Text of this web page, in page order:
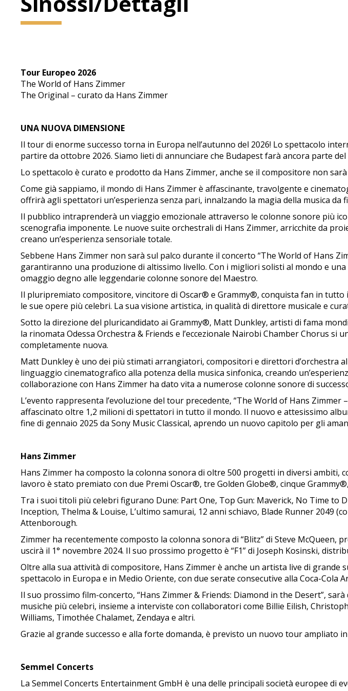
Tour Europeo 2026
The World of Hans Zimmer
The Original – curato da Hans Zimmer
UNA NUOVA DIMENSIONE
Il tour di enorme successo torna in Europa nell’autunno del 2026! Lo spettacolo
partire da ottobre 2026. Siamo lieti di annunciare che Budapest farà ancora parte
Lo spettacolo è curato e prodotto da Hans Zimmer, anche se il compositore non
Come già sappiamo, il mondo di Hans Zimmer è affascinante, travolgente e
offrirà agli spettatori un’esperienza senza pari, innalzando la magia della musica da
Il pubblico intraprenderà un viaggio emozionale attraverso le colonne sonore più
scenografia imponente. Le nuove suite orchestrali di Hans Zimmer, arricchite da
creano un’esperienza sensoriale totale.
Sebbene Hans Zimmer non sarà sul palco durante il concerto “The World of Hans
garantiranno una produzione di altissimo livello. Con i migliori solisti al mondo e
omaggio degno alle leggendarie colonne sonore del Maestro.
Il pluripremiato compositore, vincitore di Oscar® e Grammy®, conquista fan in
le sue opere più celebri. La sua visione artistica, in qualità di direttore musicale e
Sotto la direzione del pluricandidato ai Grammy®, Matt Dunkley, artisti di fama
la rinomata Odessa Orchestra & Friends e l’eccezionale Nairobi Chamber Chorus
completamente nuova.
Matt Dunkley è uno dei più stimati arrangiatori, compositori e direttori d’orchestra
linguaggio cinematografico alla potenza della musica sinfonica, creando
collaborazione con Hans Zimmer ha dato vita a numerose colonne sonore di
L’evento rappresenta l’evoluzione del tour precedente, “The World of Hans
affascinato oltre 1,2 milioni di spettatori in tutto il mondo. Il nuovo e attesissimo
fine di gennaio 2025 da Sony Music Classical, aprendo un nuovo capitolo per gli
Hans Zimmer
Hans Zimmer ha composto la colonna sonora di oltre 500 progetti in diversi
lavoro è stato premiato con due Premi Oscar®, tre Golden Globe®, cinque
Tra i suoi titoli più celebri figurano Dune: Part One, Top Gun: Maverick, No Time to
Inception, Thelma & Louise, L’ultimo samurai, 12 anni schiavo, Blade Runner 2049
Attenborough.
Zimmer ha recentemente composto la colonna sonora di “Blitz” di Steve McQueen,
uscirà il 1° novembre 2024. Il suo prossimo progetto è “F1” di Joseph Kosinski,
Oltre alla sua attività di compositore, Hans Zimmer è anche un artista live di grande
spettacolo in Europa e in Medio Oriente, con due serate consecutive alla Coca-Cola
Il suo prossimo film-concerto, “Hans Zimmer & Friends: Diamond in the Desert”,
musiche più celebri, insieme a interviste con collaboratori come Billie Eilish,
Williams, Timothée Chalamet, Zendaya e altri.
Grazie al grande successo e alla forte domanda, è previsto un nuovo tour ampliato
Semmel Concerts
La Semmel Concerts Entertainment GmbH è una delle principali società europee